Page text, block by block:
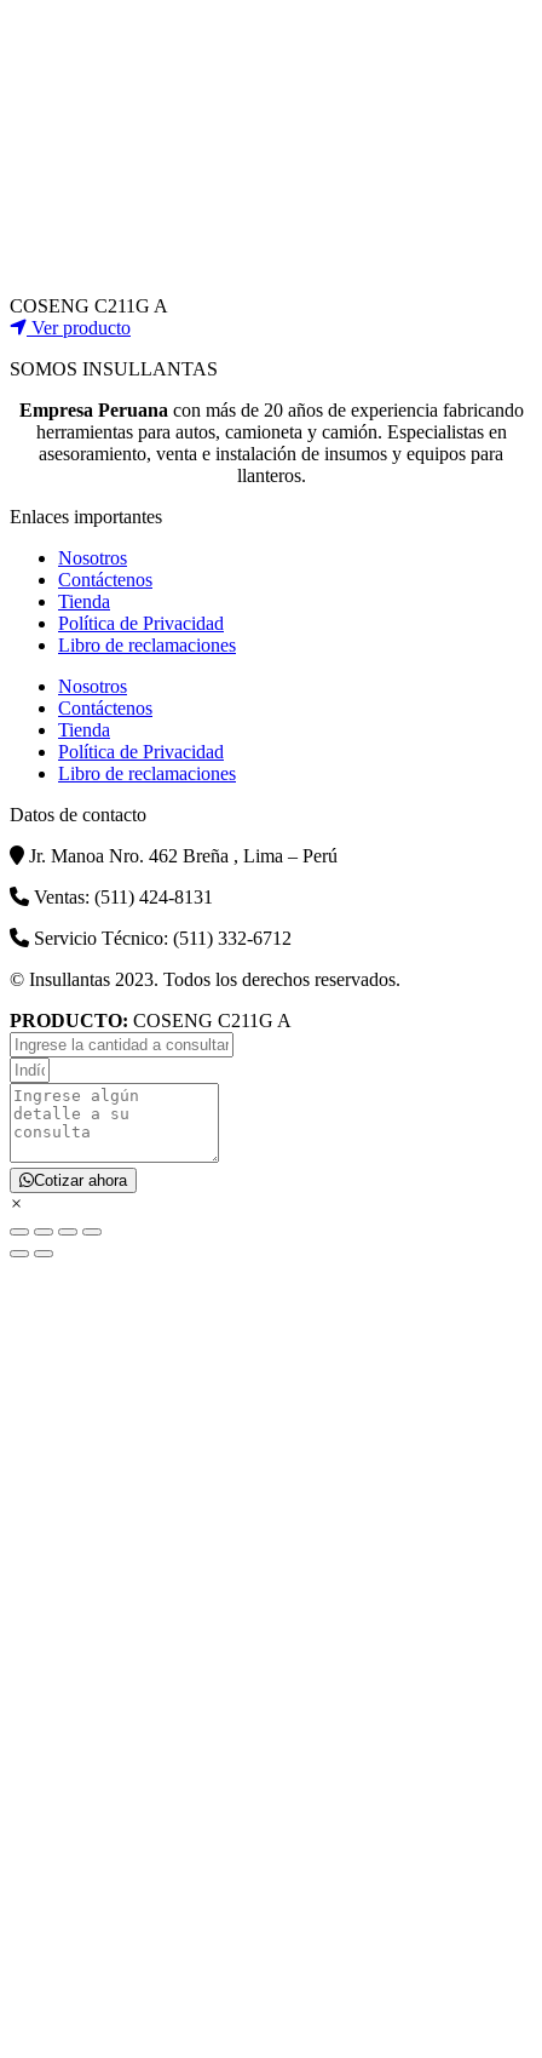
COSENG C211G A
Ver producto
SOMOS INSULLANTAS
Empresa Peruana con más de 20 años de experiencia fabricando
herramientas para autos, camioneta y camión. Especialistas en
asesoramiento, venta e instalación de insumos y equipos para
llanteros.
Enlaces importantes
Nosotros
Contáctenos
Tienda
Política de Privacidad
Libro de reclamaciones
Nosotros
Contáctenos
Tienda
Política de Privacidad
Libro de reclamaciones
Datos de contacto
Jr. Manoa Nro. 462 Breña , Lima – Perú
Ventas: (511) 424-8131
Servicio Técnico: (511) 332-6712
© Insullantas 2023. Todos los derechos reservados.
PRODUCTO: COSENG C211G A
Cotizar ahora
×